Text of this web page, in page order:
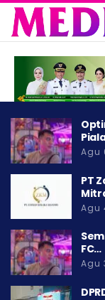
Agu
PT
Agu
FC…
Agu